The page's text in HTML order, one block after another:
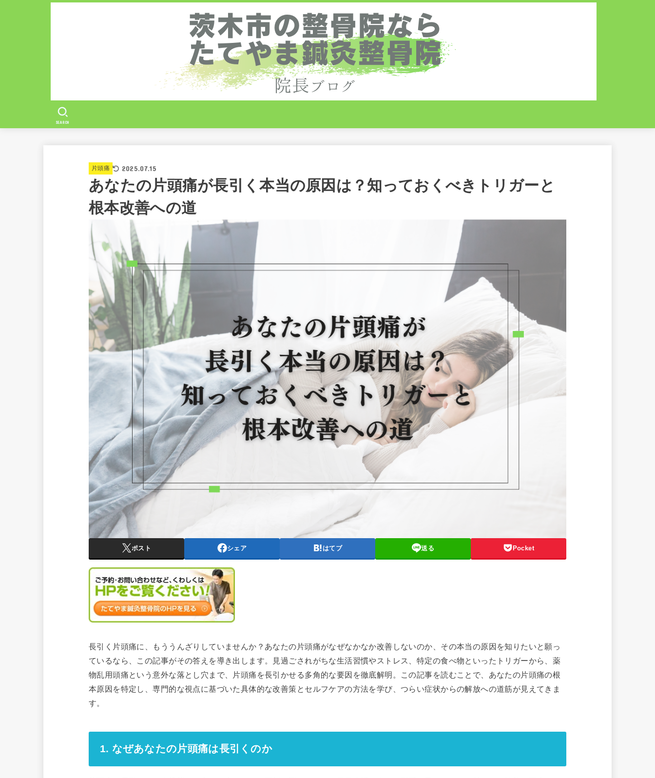
SEARCH
片頭痛 2025.07.15
あなたの片頭痛が長引く本当の原因は？知っておくべきトリガーと
根本改善への道
ポスト シェア はてブ 送る Pocket
長引く片頭痛に、もううんざりしていませんか？あなたの片頭痛がなぜなかなか改善しないのか、その本当の原因を知りたいと願っ
ているなら、この記事がその答えを導き出します。見過ごされがちな生活習慣やストレス、特定の食べ物といったトリガーから、薬
物乱用頭痛という意外な落とし穴まで、片頭痛を長引かせる多角的な要因を徹底解明。この記事を読むことで、あなたの片頭痛の根
本原因を特定し、専門的な視点に基づいた具体的な改善策とセルフケアの方法を学び、つらい症状からの解放への道筋が見えてきま
す。
1. なぜあなたの片頭痛は長引くのか